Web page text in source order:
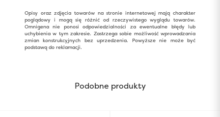
Opisy oraz zdjęcia towarów na stronie internetowej mają charakter
poglądowy i mogą się różnić od rzeczywistego wyglądu towarów.
Omnigena nie ponosi odpowiedzialności za ewentualne błędy lub
uchybienia w tym zakresie. Zastrzega sobie możliwość wprowadzania
zmian konstrukcyjnych bez uprzedzenia. Powyższe nie może być
podstawą do reklamacji.
Podobne produkty